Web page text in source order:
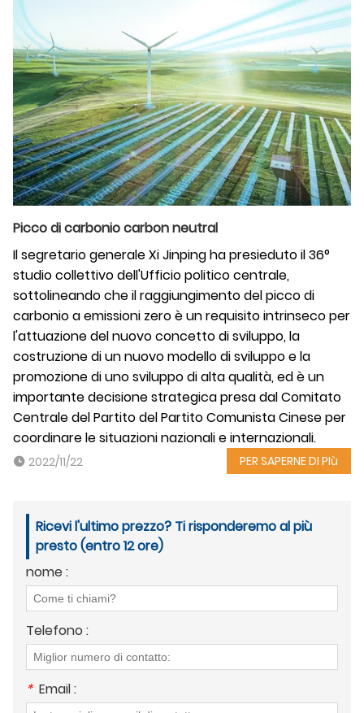
Picco di carbonio carbon neutral
Il segretario generale Xi Jinping ha presieduto il 36°
studio collettivo dell'Ufficio politico centrale,
sottolineando che il raggiungimento del picco di
carbonio a emissioni zero è un requisito intrinseco per
l'attuazione del nuovo concetto di sviluppo, la
costruzione di un nuovo modello di sviluppo e la
promozione di uno sviluppo di alta qualità, ed è un
importante decisione strategica presa dal Comitato
Centrale del Partito del Partito Comunista Cinese per
coordinare le situazioni nazionali e internazionali.
2022/11/22 PER SAPERNE DI PIù
Ricevi l'ultimo prezzo? Ti risponderemo al più
presto (entro 12 ore)
nome :
Telefono :
* Email :